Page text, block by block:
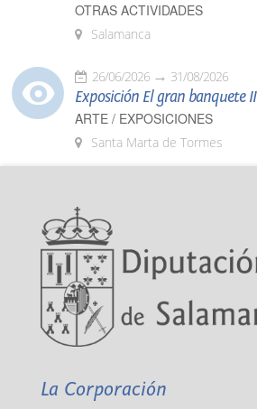
OTRAS ACTIVIDADES
Salamanca
26/06/2026 31/08/2026
Exposición El gran banquete II
ARTE / EXPOSICIONES
Santa Marta de Tormes
La Corporación